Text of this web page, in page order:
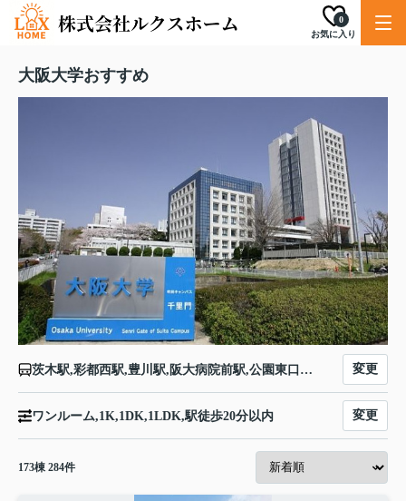
お気に入り
0
大阪大学おすすめ
茨木駅,彩都西駅,豊川駅,阪大病院前駅,公園東口駅,万博記念公園駅,北千里駅,山田駅 変更
ワンルーム,1K,1DK,1LDK,駅徒歩20分以内 変更
173棟 284件